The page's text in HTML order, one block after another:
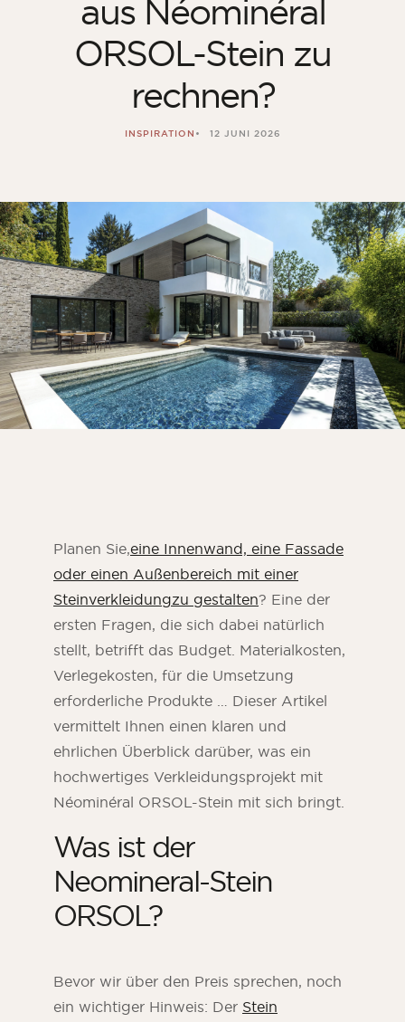
Zimmer
Fassade
Terrasse
Swimmingpool
Außenanlagen
ALLE AUSSENBEREICHE
ORSOL-Magazin
Lassen Sie sich von der Ästhetik und den
aus Néominéral
ORSOL-Stein zu
rechnen?
INSPIRATION 12 JUNI 2026
Planen Sie,eine Innenwand, eine Fassade
oder einen Außenbereich mit einer
Steinverkleidungzu gestalten? Eine der
ersten Fragen, die sich dabei natürlich
stellt, betrifft das Budget. Materialkosten,
Verlegekosten, für die Umsetzung
erforderliche Produkte … Dieser Artikel
vermittelt Ihnen einen klaren und
ehrlichen Überblick darüber, was ein
hochwertiges Verkleidungsprojekt mit
Néominéral ORSOL-Stein mit sich bringt.
Was ist der
Neomineral-Stein
ORSOL?
Bevor wir über den Preis sprechen, noch
ein wichtiger Hinweis: Der Stein